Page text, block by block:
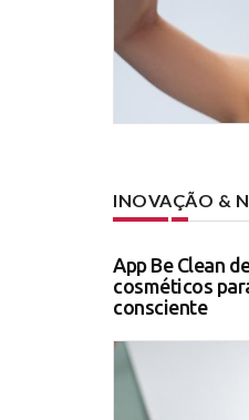
INOVAÇÃO &
App Be Clean
cosméticos
consciente